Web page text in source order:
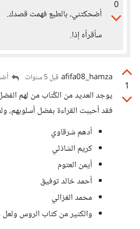
0
أضحكتني، بالطبع فهمت قصدك.
سأقرأه إذا.
1
afifa08_hamza قبل 5 سنوات
يوجد العديد من الكُتاب من لهم
فقد أحببت القراءة بفضل أسلوبهم،
أدهم شرقاوي
كريم الشاذلي
أيمن العتوم
أحمد خالد توفيق
محمد الغزالي
والكثير من كتاب الروس